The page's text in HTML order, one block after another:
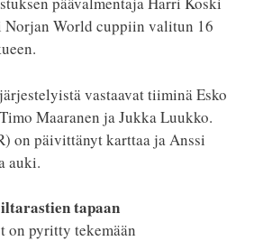
World cuppiin valitun 16
vastaavat tiiminä Esko
Maaranen ja Jukka Luukko.
on päivittänyt karttaa ja Anssi
auki.
tapaan
pyritty tekemään